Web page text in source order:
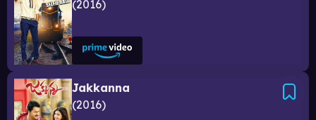
2016
Jakkanna
2016